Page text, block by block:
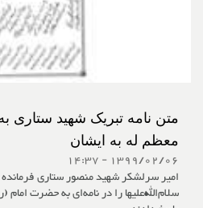
متن نامه تبریک شهید ستاری
معظم له به ایشان
1399/02/06 - 14:37
امیر سرلشکر شهید منصور ستاری
سلام‌الله‌علیها را در نامه‌ای به حضرت